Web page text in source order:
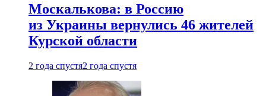
Москалькова: в Россию
из Украины вернулись 46 жителей
Курской области
2 года спустя2 года спустя